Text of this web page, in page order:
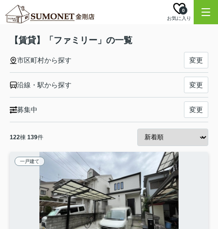
お気に入り
0
【賃貸】「ファミリー」の一覧
市区町村から探す 変更
沿線・駅から探す 変更
募集中 変更
122棟 139件
一戸建て